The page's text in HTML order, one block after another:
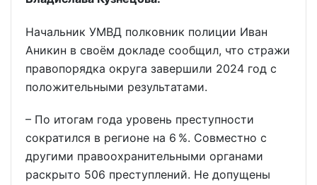
Начальник УМВД полковник полиции Иван
Аникин в своём докладе сообщил, что стражи
правопорядка округа завершили 2024 год с
положительными результатами.
– По итогам года уровень преступности
сократился в регионе на 6 %. Совместно с
другими правоохранительными органами
раскрыто 506 преступлений. Не допущены